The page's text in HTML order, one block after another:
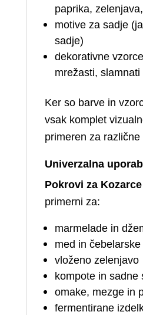
paprika,
motive za sadje
sadje)
dekorativne
mrežasti, slamnati
Ker so barve in
vsak komplet
primeren za
Univerzalna
Pokrovi za
primerni za:
marmelade in
med in
vloženo zelenjavo
kompote in sadne
omake, mezge in
fermentirane